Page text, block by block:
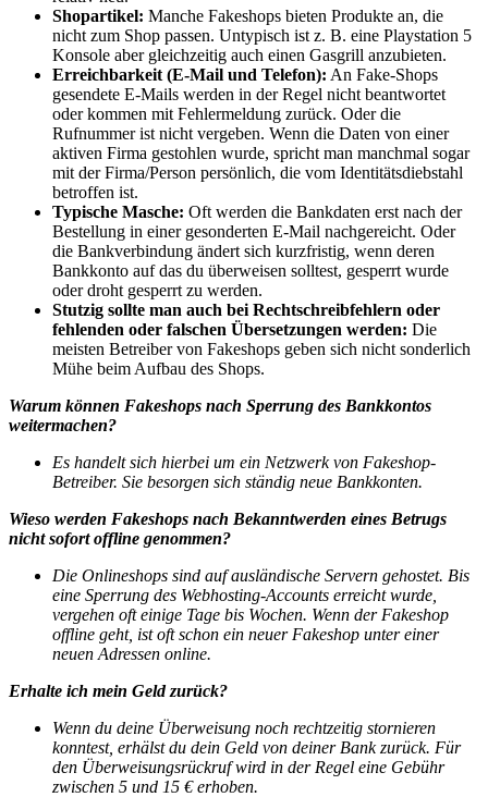
Shopartikel: Manche Fakeshops bieten Produkte an, die
nicht zum Shop passen. Untypisch ist z. B. eine Playstation 5
Konsole aber gleichzeitig auch einen Gasgrill anzubieten.
Erreichbarkeit (E-Mail und Telefon): An Fake-Shops
gesendete E-Mails werden in der Regel nicht beantwortet
oder kommen mit Fehlermeldung zurück. Oder die
Rufnummer ist nicht vergeben. Wenn die Daten von einer
aktiven Firma gestohlen wurde, spricht man manchmal sogar
mit der Firma/Person persönlich, die vom Identitätsdiebstahl
betroffen ist.
Typische Masche: Oft werden die Bankdaten erst nach der
Bestellung in einer gesonderten E-Mail nachgereicht. Oder
die Bankverbindung ändert sich kurzfristig, wenn deren
Bankkonto auf das du überweisen solltest, gesperrt wurde
oder droht gesperrt zu werden.
Stutzig sollte man auch bei Rechtschreibfehlern oder
fehlenden oder falschen Übersetzungen werden: Die
meisten Betreiber von Fakeshops geben sich nicht sonderlich
Mühe beim Aufbau des Shops.
Warum können Fakeshops nach Sperrung des Bankkontos
weitermachen?
Es handelt sich hierbei um ein Netzwerk von Fakeshop-
Betreiber. Sie besorgen sich ständig neue Bankkonten.
Wieso werden Fakeshops nach Bekanntwerden eines Betrugs
nicht sofort offline genommen?
Die Onlineshops sind auf ausländische Servern gehostet. Bis
eine Sperrung des Webhosting-Accounts erreicht wurde,
vergehen oft einige Tage bis Wochen. Wenn der Fakeshop
offline geht, ist oft schon ein neuer Fakeshop unter einer
neuen Adressen online.
Erhalte ich mein Geld zurück?
Wenn du deine Überweisung noch rechtzeitig stornieren
konntest, erhälst du dein Geld von deiner Bank zurück. Für
den Überweisungsrückruf wird in der Regel eine Gebühr
zwischen 5 und 15 € erhoben.